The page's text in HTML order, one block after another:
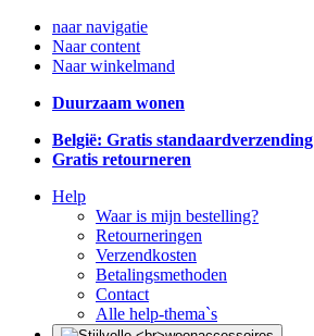
naar navigatie
Naar content
Naar winkelmand
Duurzaam wonen
België: Gratis standaardverzending
Gratis retourneren
Help
Waar is mijn bestelling?
Retourneringen
Verzendkosten
Betalingsmethoden
Contact
Alle help-thema`s